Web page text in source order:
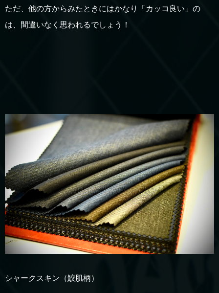
ただ、他の方からみたときにはかなり「カッコ良い」の
は、間違いなく思われるでしょう！
シャークスキン（鮫肌柄）